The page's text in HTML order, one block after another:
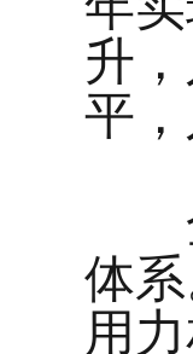
升
平
全
体
用